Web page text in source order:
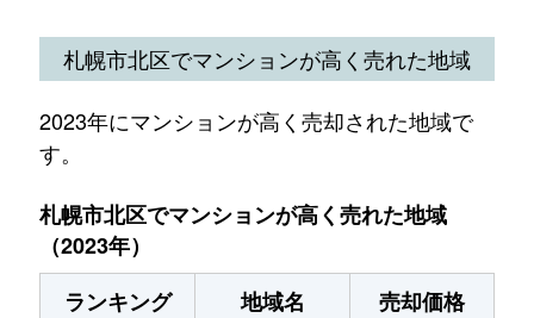
札幌市北区でマンションが高く売れた地域
2023年にマンションが高く売却された地域で
す。
札幌市北区でマンションが高く売れた地域
（2023年）
ランキング
地域名
売却価格